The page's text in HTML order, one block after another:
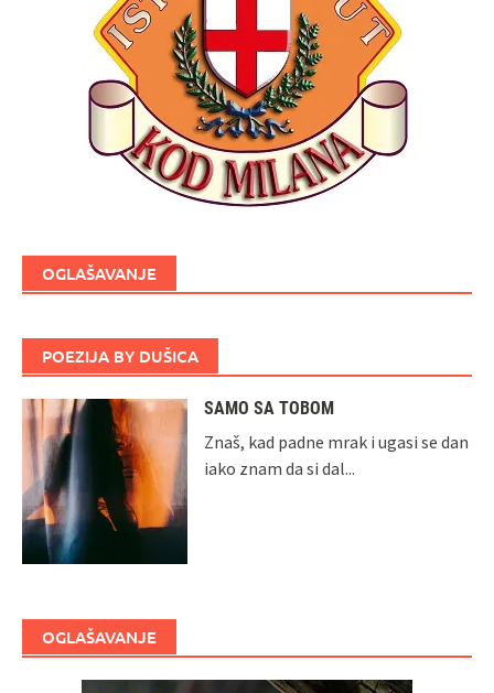
OGLAŠAVANJE
POEZIJA BY DUŠICA
SAMO SA TOBOM
Znaš, kad padne mrak i ugasi se dan
iako znam da si dal...
OGLAŠAVANJE